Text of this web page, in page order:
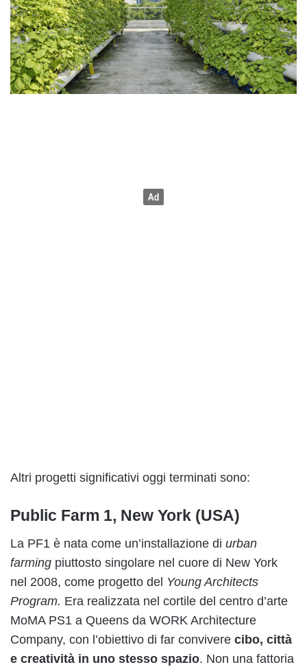
Altri progetti significativi oggi terminati sono:
Public Farm 1, New York (USA)
La PF1 è nata come un’installazione di urban
farming piuttosto singolare nel cuore di New York
nel 2008, come progetto del Young Architects
Program. Era realizzata nel cortile del centro d’arte
MoMA PS1 a Queens da WORK Architecture
Company, con l’obiettivo di far convivere cibo, città
e creatività in uno stesso spazio. Non una fattoria